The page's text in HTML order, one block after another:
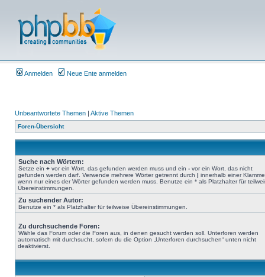
Anmelden Neue Ente anmelden
Unbeantwortete Themen | Aktive Themen
Foren-Übersicht
Suche nach Wörtern:
Setze ein + vor ein Wort, das gefunden werden muss und ein - vor ein Wort, das nicht
gefunden werden darf. Verwende mehrere Wörter getrennt durch | innerhalb einer
wenn nur eines der Wörter gefunden werden muss. Benutze ein * als Platzhalter für
Übereinstimmungen.
Zu suchender Autor:
Benutze ein * als Platzhalter für teilweise Übereinstimmungen.
Zu durchsuchende Foren:
Wähle das Forum oder die Foren aus, in denen gesucht werden soll. Unterforen werden
automatisch mit durchsucht, sofern du die Option „Unterforen durchsuchen“ unten nicht
deaktivierst.